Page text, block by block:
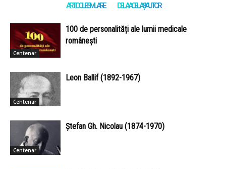
ARTICOLE SIMILARE DE LA ACELAȘI AUTOR
Centenar
100 de personalități ale lumii medicale
românești
Centenar
Leon Ballif (1892-1967)
Centenar
Ștefan Gh. Nicolau (1874-1970)